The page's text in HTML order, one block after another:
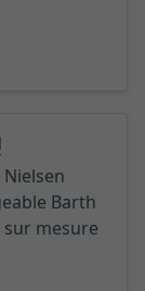
Barth
mesure